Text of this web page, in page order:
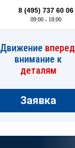
8 (495) 737 60 06
09:00 - 18:00
Движение вперед
внимание к
деталям
Заявка